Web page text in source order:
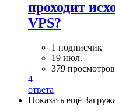
проходит
VPS?
1 подписчик
19 июл.
379 просмотров
4
ответа
Показать ещё